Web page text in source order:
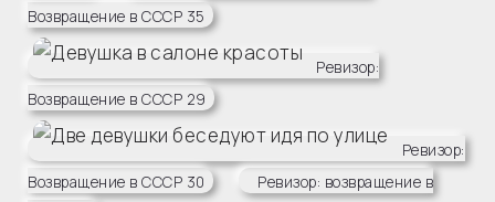
Возвращение в СССР 35
Ревизор:
Возвращение в СССР 29
Ревизор:
Возвращение в СССР 30
Ревизор: возвращение в